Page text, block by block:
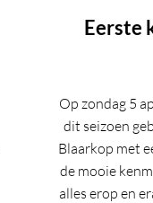
Eerste
Op zondag 5
dit seizoen
Blaarkop met
de mooie
alles erop en